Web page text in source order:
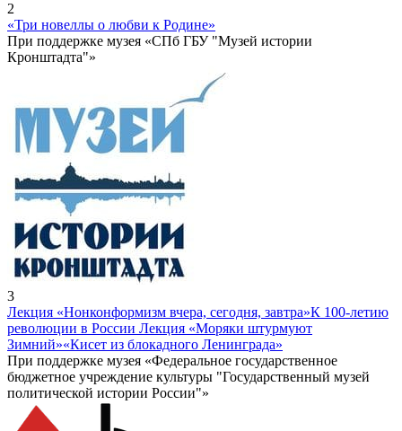
2
«Три новеллы о любви к Родине»
При поддержке музея «СПб ГБУ "Музей истории
Кронштадта"»
3
Лекция «Нонконформизм вчера, сегодня, завтра»К 100-летию
революции в России Лекция «Моряки штурмуют
Зимний»«Кисет из блокадного Ленинграда»
При поддержке музея «Федеральное государственное
бюджетное учреждение культуры "Государственный музей
политической истории России"»